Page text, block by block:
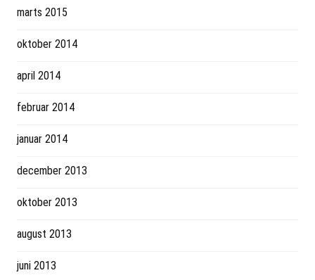
marts 2015
oktober 2014
april 2014
februar 2014
januar 2014
december 2013
oktober 2013
august 2013
juni 2013